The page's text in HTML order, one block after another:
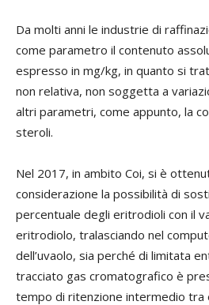
Da molti anni le industrie di
come parametro il contenuto
espresso in mg/kg, in quanto si
non relativa, non soggetta a
altri parametri, come appunto, la
steroli.
Nel 2017, in ambito Coi, si è
considerazione la possibilità di
percentuale degli eritrodioli con il
eritrodiolo, tralasciando nel
dell’uvaolo, sia perché di limitata
tracciato gas cromatografico è
tempo di ritenzione intermedio tra